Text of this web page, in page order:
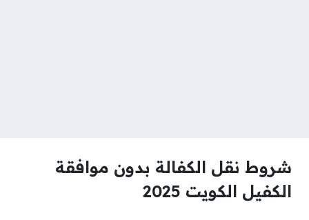
شروط نقل الكفالة بدون موافقة
الكفيل الكويت 2025